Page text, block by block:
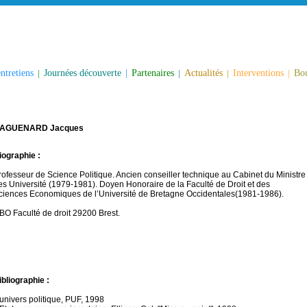
| Journées découverte Partenaires | Actualités | Interventions |
Jacques
:
de Science Politique. Ancien conseiller technique au Cabinet du Ministre
Université (1979-1981). Doyen Honoraire de la Faculté de Droit et des
Economiques de l’Université de Bretagne Occidentales(1981-1986).
Faculté de droit 29200 Brest.
:
politique, PUF, 1998